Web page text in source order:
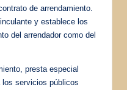
de arrendamiento.
y establece los
del arrendador como del
presta especial
servicios públicos